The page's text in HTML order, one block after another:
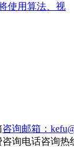
使用算法、视
咨询邮箱：
咨询热